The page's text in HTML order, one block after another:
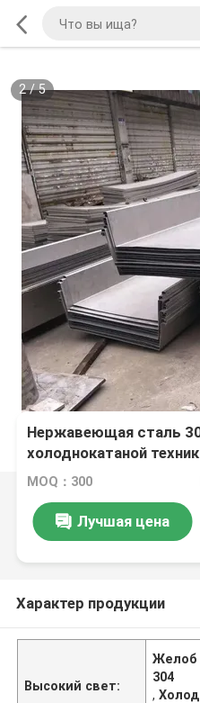
2/5
Нержавеющая сталь
холоднокатаной
поверхностью для
MOQ：300
Лучшая цена
Характер продукции
Высокий свет:
Желоб
304
,